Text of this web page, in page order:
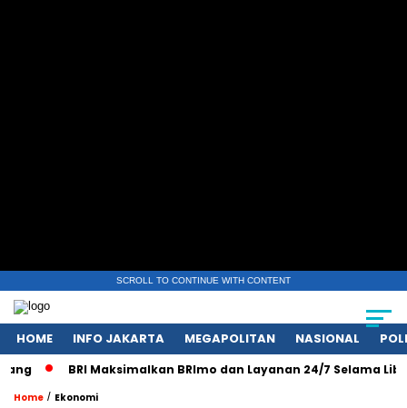
SCROLL TO CONTINUE WITH CONTENT
HOME INFO JAKARTA MEGAPOLITAN NASIONAL
BRI Maksimalkan BRImo dan Layanan 24/7 Selama Libur
Home / Ekonomi